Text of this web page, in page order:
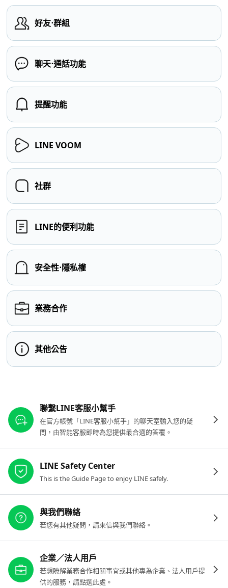
好友⋅群組
聊天⋅通話功能
提醒功能
LINE VOOM
社群
LINE的便利功能
安全性⋅隱私權
業務合作
其他公告
聯繫LINE客服小幫手
在官方帳號「LINE客服小幫手」的聊天室輸入您的疑
問，由智能客服即時為您提供最合適的答覆。
LINE Safety Center
This is the Guide Page to enjoy LINE safely.
與我們聯絡
若您有其他疑問，請來信與我們聯絡。
企業／法人用戶
若想瞭解業務合作相關事宜或其他專為企業、法人用戶提
供的服務，請點選此處。